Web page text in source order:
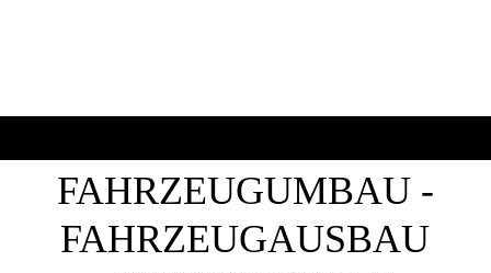
FAHRZEUGUMBAU -
FAHRZEUGAUSBAU